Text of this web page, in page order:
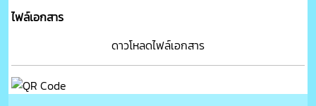
ไฟล์เอกสาร
ดาวโหลดไฟล์เอกสาร